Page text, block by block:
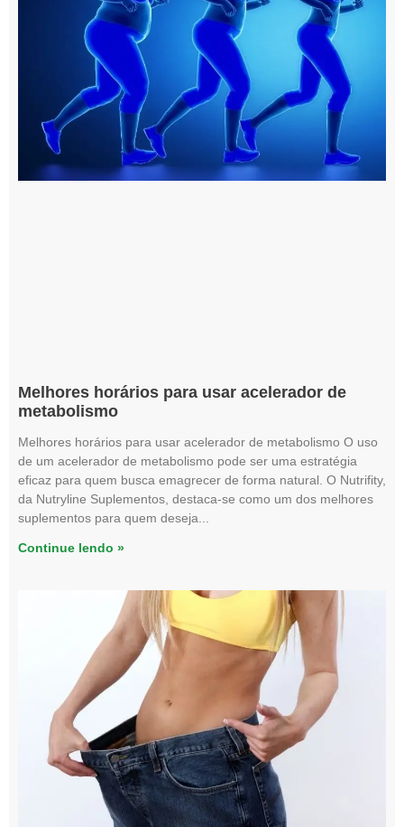
Melhores horários para usar acelerador de
metabolismo
Melhores horários para usar acelerador de metabolismo O uso
de um acelerador de metabolismo pode ser uma estratégia
eficaz para quem busca emagrecer de forma natural. O Nutrifity,
da Nutryline Suplementos, destaca-se como um dos melhores
suplementos para quem deseja
Continue lendo »